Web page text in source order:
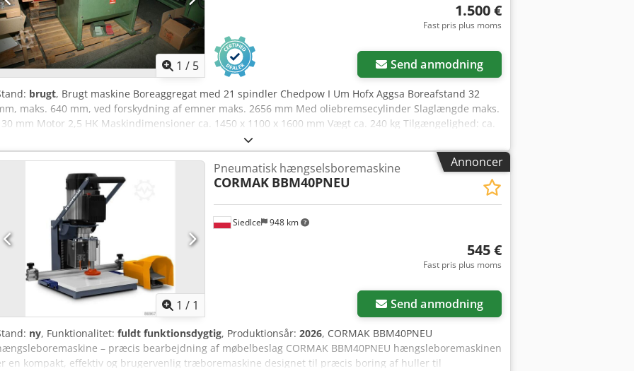
1 / 5
1.500 €
Fast pris plus moms
Send anmodning
brugt, Brugt maskine Boreaggregat med 21 spindler Chedpow I Um Hofx Aggsa Boreafstand 32
maks. 640 mm, ved forskydning af emner maks. 2656 mm Med oliebremsecylinder Slaglængde maks.
mm Motor 2,5 HK Maskindimensioner ca. 1450 x 1100 x 1600 mm Vægt ca. 240 kg Tilgængelighed: ca.
2 uger efter ordremodtagelse Beliggenhed: Hochheim
Annoncer
1 / 1
Siedlce 948 km
Pneumatisk hængselsboremaskine
CORMAK BBM40PNEU
545 €
Fast pris plus moms
Send anmodning
ny, Funktionalitet: fuldt funktionsdygtig, Produktionsår: 2026, CORMAK BBM40PNEU
– præcis bearbejdning af møbelbeslag CORMAK BBM40PNEU hængsleboremaskinen
en kompakt, effektiv og brugervenlig træboremaskine designet til præcis boring af huller til